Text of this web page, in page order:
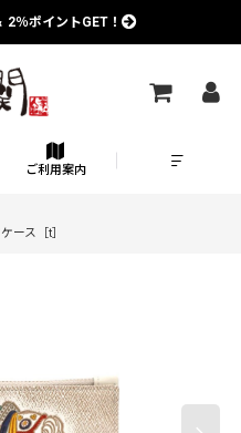
2％ポイントGET！
ご利用案内
ース［t］